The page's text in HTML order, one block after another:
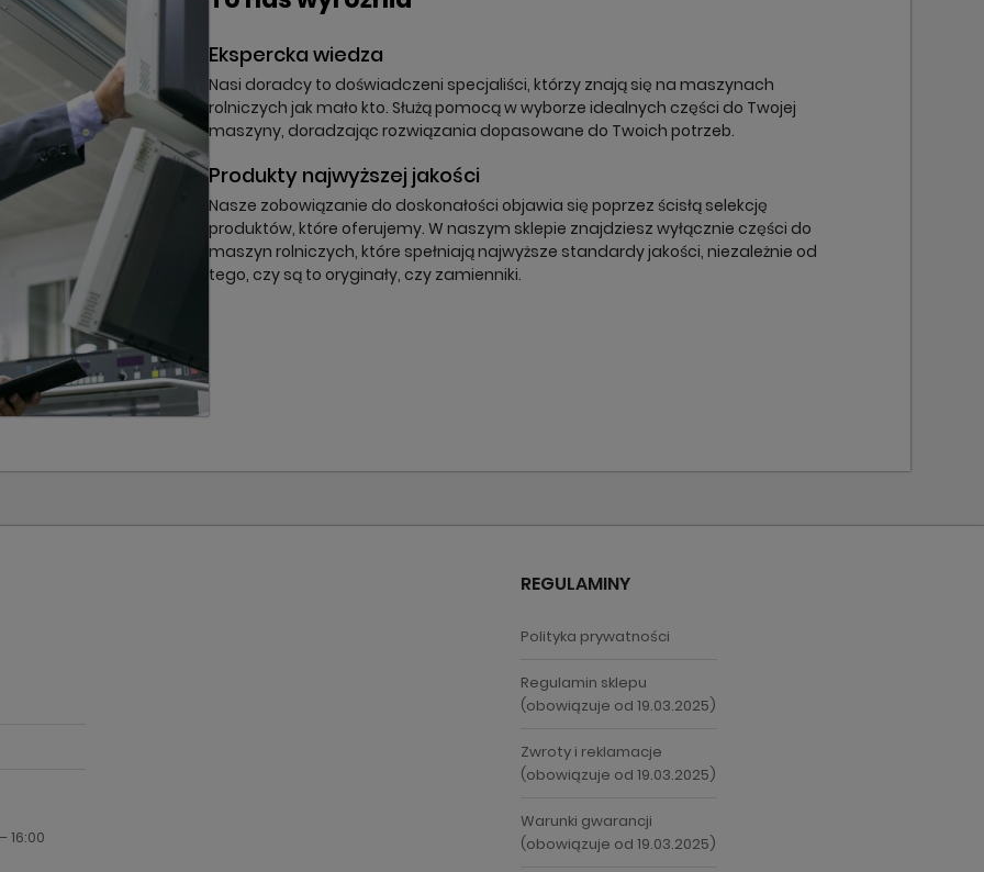
Ekspercka wiedza
Nasi doradcy to doświadczeni specjaliści, którzy znają się na maszynach
rolniczych jak mało kto. Służą pomocą w wyborze idealnych części do Twojej
maszyny, doradzając rozwiązania dopasowane do Twoich potrzeb.
Produkty najwyższej jakości
Nasze zobowiązanie do doskonałości objawia się poprzez ścisłą selekcję
produktów, które oferujemy. W naszym sklepie znajdziesz wyłącznie części do
maszyn rolniczych, które spełniają najwyższe standardy jakości, niezależnie od
tego, czy są to oryginały, czy zamienniki.
16:00
REGULAMINY
Polityka prywatności
Regulamin sklepu
(obowiązuje od 19.03.2025)
Zwroty i reklamacje
(obowiązuje od 19.03.2025)
Warunki gwarancji
(obowiązuje od 19.03.2025)
((modalDeleteText))
Zapisz
Zaloguj się